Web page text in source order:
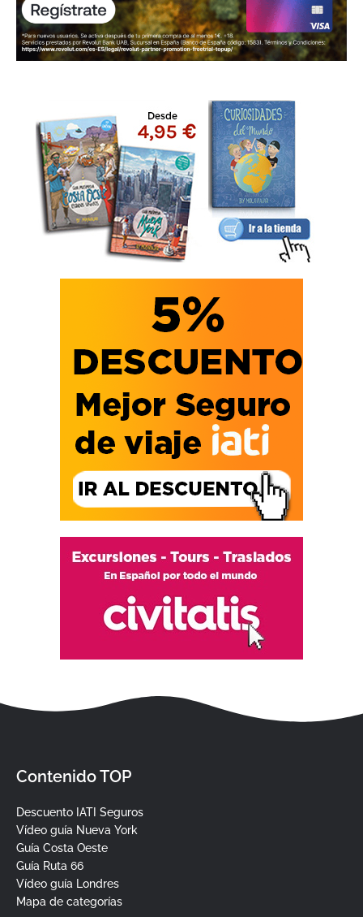
Contenido TOP
Descuento IATI Seguros
Vídeo guía Nueva York
Guía Costa Oeste
Guía Ruta 66
Vídeo guía Londres
Mapa de categorías